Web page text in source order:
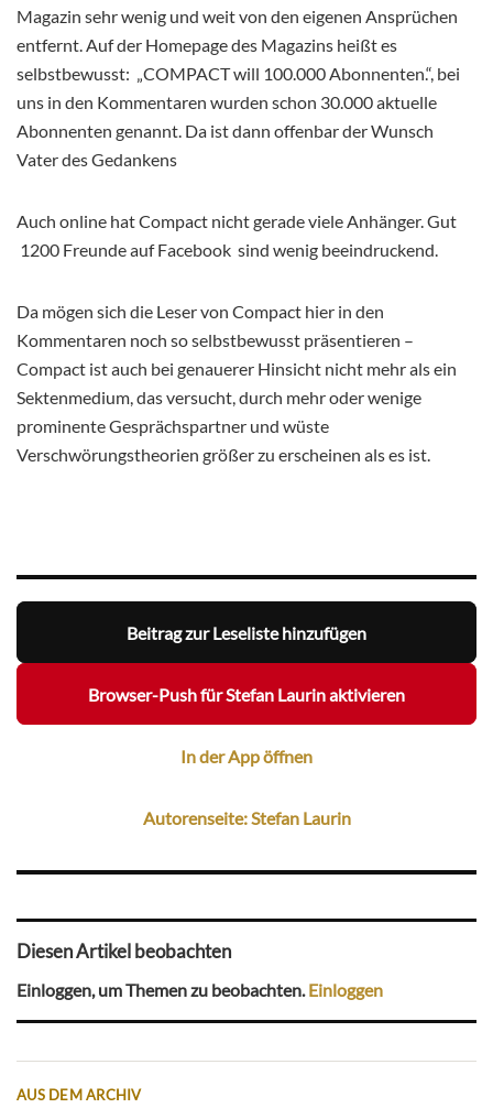
Magazin sehr wenig und weit von den eigenen Ansprüchen
entfernt. Auf der Homepage des Magazins heißt es
selbstbewusst: „COMPACT will 100.000 Abonnenten.“, bei
uns in den Kommentaren wurden schon 30.000 aktuelle
Abonnenten genannt. Da ist dann offenbar der Wunsch
Vater des Gedankens
Auch online hat Compact nicht gerade viele Anhänger. Gut
1200 Freunde auf Facebook sind wenig beeindruckend.
Da mögen sich die Leser von Compact hier in den
Kommentaren noch so selbstbewusst präsentieren –
Compact ist auch bei genauerer Hinsicht nicht mehr als ein
Sektenmedium, das versucht, durch mehr oder wenige
prominente Gesprächspartner und wüste
Verschwörungstheorien größer zu erscheinen als es ist.
Beitrag zur Leseliste hinzufügen
Browser-Push für Stefan Laurin aktivieren
In der App öffnen
Autorenseite: Stefan Laurin
Diesen Artikel beobachten
Einloggen, um Themen zu beobachten.Einloggen
AUS DEM ARCHIV